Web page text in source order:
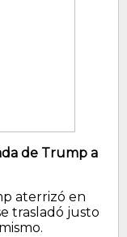
de Trump a
aterrizó en
trasladó justo